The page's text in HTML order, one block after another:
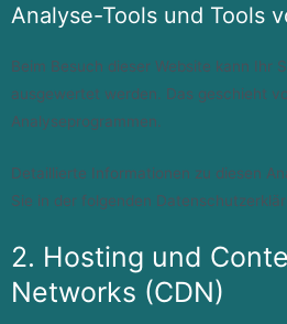
Analyse-Tools und Tools
Beim Besuch dieser Website kann Ihr
ausgewertet werden. Das geschieht
Analyseprogrammen.
Detaillierte Informationen zu diesen
Sie in der folgenden
2. Hosting und
Networks (CDN)